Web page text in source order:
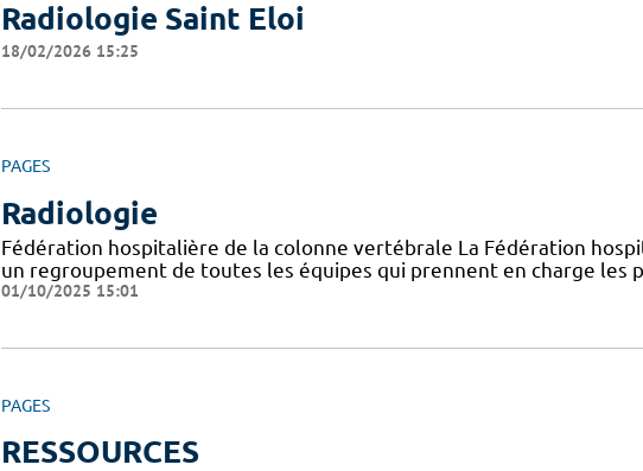
Radiologie Saint Eloi
18/02/2026 15:25
PAGES
Radiologie
Fédération hospitalière de la colonne vertébrale La Fédération
un regroupement de toutes les équipes qui prennent en charge les
01/10/2025 15:01
PAGES
RESSOURCES